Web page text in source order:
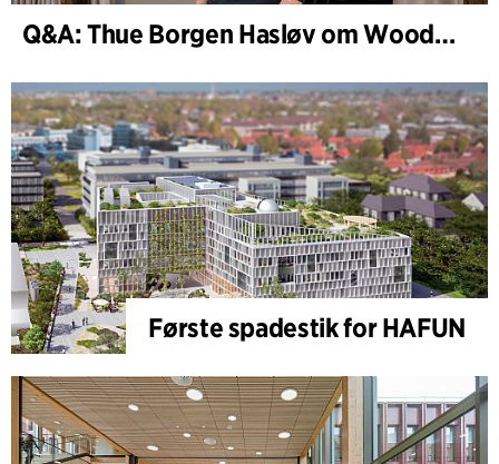
Q&A: Thue Borgen Hasløv om WoodHub
Første spadestik for HAFUN